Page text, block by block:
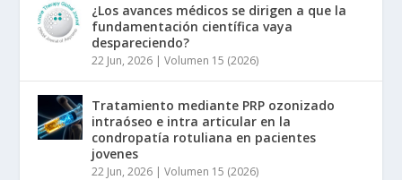
¿Los avances médicos se dirigen a que la
fundamentación científica vaya
despareciendo?
22 Jun, 2026 |Volumen 15 (2026)
Tratamiento mediante PRP ozonizado
intraóseo e intra articular en la
condropatía rotuliana en pacientes
jovenes
22 Jun, 2026 |Volumen 15 (2026)